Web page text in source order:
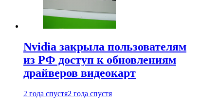
Nvidia закрыла пользователям
из РФ доступ к обновлениям
драйверов видеокарт
2 года спустя2 года спустя